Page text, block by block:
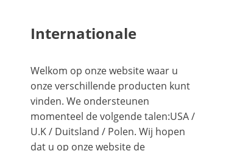
Internationale
Welkom op onze website waar u
onze verschillende producten kunt
vinden. We ondersteunen
momenteel de volgende talen:USA/
U.K/ Duitsland / Polen. Wij hopen
dat u op onze website de